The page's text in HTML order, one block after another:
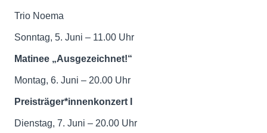
Trio Noema
Sonntag, 5. Juni – 11.00 Uhr
Matinee „Ausgezeichnet!“
Montag, 6. Juni – 20.00 Uhr
Preisträger*innenkonzert I
Dienstag, 7. Juni – 20.00 Uhr